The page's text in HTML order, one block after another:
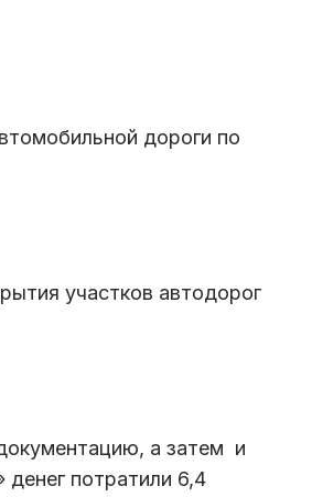
дороги по
участков автодорог
а затем и
потратили 6,4